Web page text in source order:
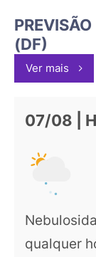
(DF)
Ver mais
07/08 |
qualquer